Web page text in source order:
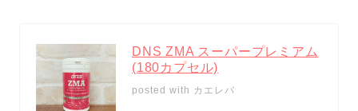
DNS ZMA スーパープレミアム
(180カプセル)
posted with カエレバ